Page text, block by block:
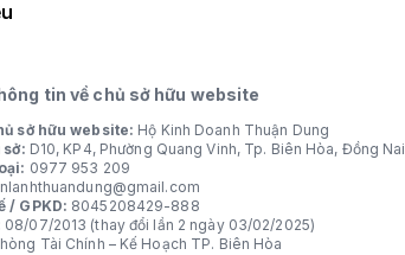
tin về chủ sở hữu website
sở hữu website: Hộ Kinh Doanh Thuận Dung
D10, KP4, Phường Quang Vinh, Tp. Biên Hòa, Đồng Nai
0977 953 209
/ GPKD: 8045208429-888
08/07/2013 (thay đổi lần 2 ngày 03/02/2025)
Tài Chính – Kế Hoạch TP. Biên Hòa